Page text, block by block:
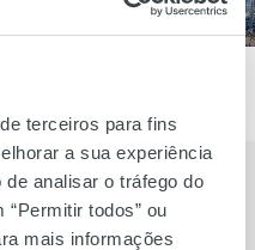
terceiros para fins
a sua experiência
analisar o tráfego do
todos” ou
mais informações
Previous